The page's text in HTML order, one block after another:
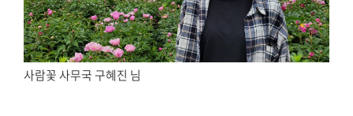
사람꽃 사무국 구혜진 님